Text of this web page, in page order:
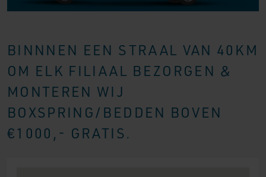
BINNNEN EEN STRAAL VAN 40KM
OM ELK FILIAAL BEZORGEN &
MONTEREN WIJ
BOXSPRING/BEDDEN BOVEN
€1000,- GRATIS.